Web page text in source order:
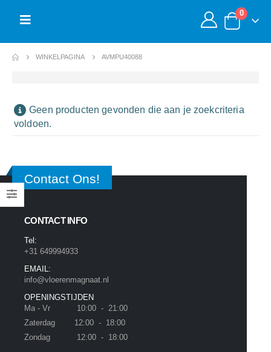
0
WINKELPAGINA AVMPU40088
Geen producten gevonden die aan je zoekcriteria
voldoen.
Contact Ons!
CONTACT INFO
Tel:
+31 649994933
EMAIL:
info@vloerenmagnaat.nl
OPENINGSTIJDEN
Ma - Vr 10:00 - 21:00
Zaterdag 12:00 - 18:00
Zondag 12:00 - 18:00